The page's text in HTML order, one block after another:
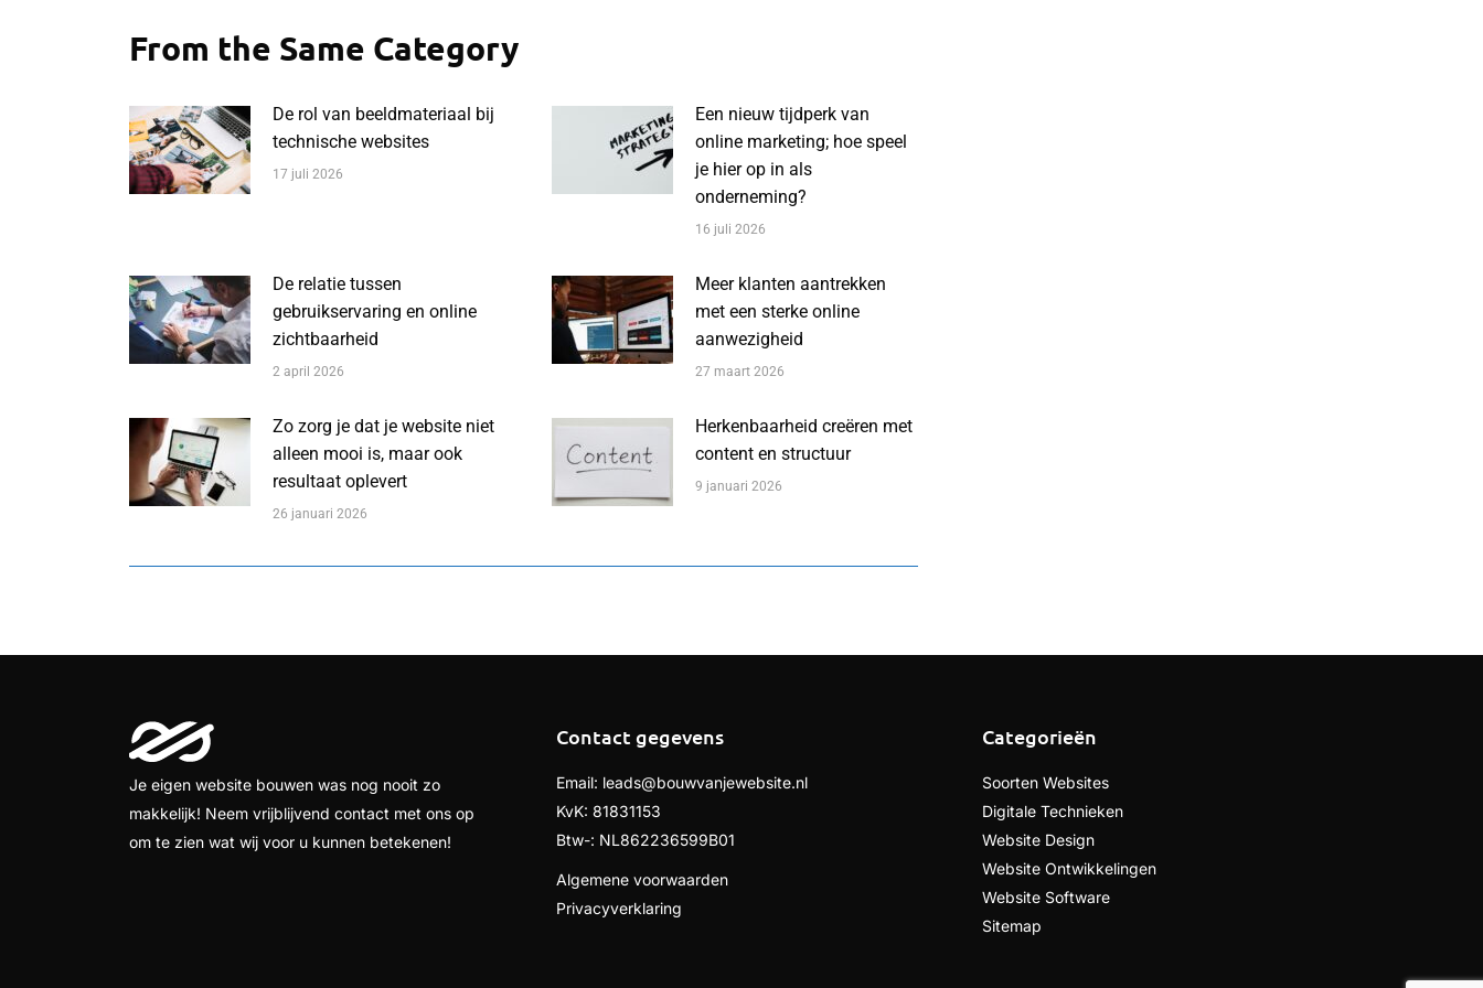
From the Same Category
De rol van beeldmateriaal bij
technische websites
17 juli 2026
Een nieuw tijdperk van
online marketing; hoe speel
je hier op in als
onderneming?
16 juli 2026
De relatie tussen
gebruikservaring en online
zichtbaarheid
2 april 2026
Meer klanten aantrekken
met een sterke online
aanwezigheid
27 maart 2026
Zo zorg je dat je website niet
alleen mooi is, maar ook
resultaat oplevert
26 januari 2026
Herkenbaarheid creëren met
content en structuur
9 januari 2026
Je eigen website bouwen was nog nooit zo
makkelijk! Neem vrijblijvend contact met ons op
om te zien wat wij voor u kunnen betekenen!
Contact gegevens
Email: leads@bouwvanjewebsite.nl
KvK: 81831153
Btw-: NL862236599B01
Algemene voorwaarden
Privacyverklaring
Categorieën
Soorten Websites
Digitale Technieken
Website Design
Website Ontwikkelingen
Website Software
Sitemap